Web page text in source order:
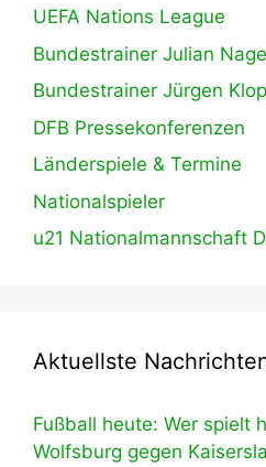
UEFA Nations League
Bundestrainer Julian
Bundestrainer Jürgen
DFB Pressekonferenzen
Länderspiele & Termine
Nationalspieler
u21 Nationalmannschaft
Aktuellste
Fußball heute: Wer spielt
Wolfsburg gegen